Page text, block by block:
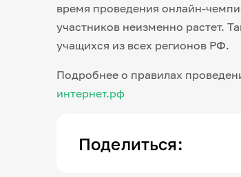
время проведения онлайн-
участников неизменно растет.
учащихся из всех регионов РФ.
Подробнее о правилах
интернет.рф
Поделиться: